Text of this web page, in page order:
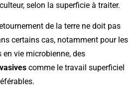
selon la superficie à traiter.
de la terre ne doit pas
certains cas, notamment pour les
vie microbienne, des
comme le travail superficiel